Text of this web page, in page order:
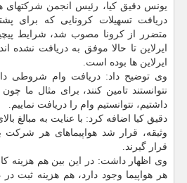
یونس دقیق کیا، رئیس انجمن شرکتهای
دریافت تسهیلات کرونایی که برای
ایرلاین تا حالا موفق به دریافت نشده
ایرلاین ها بوده است.
وی توضیح داد: دریافت وام
نتوانستند تامین کنند، برای مثال ما
داشتیم، نتوانستیم وام را دریافت نماییم.
دقیق کیا اضافه کرد: با عنایت به مبالغ
وثیقه، قرار شد هواپیماهای هر شرکت
قرار گیرند.
وی اظهار داشت: در این بین هم هزینه